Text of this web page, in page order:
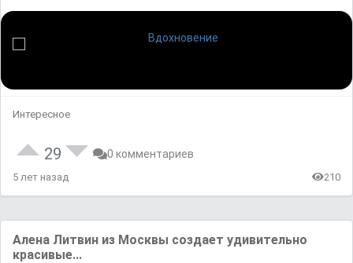
Интересное
29 0 комментариев
5 лет назад 210
Алена Литвин из Москвы создает удивительно
красивые...